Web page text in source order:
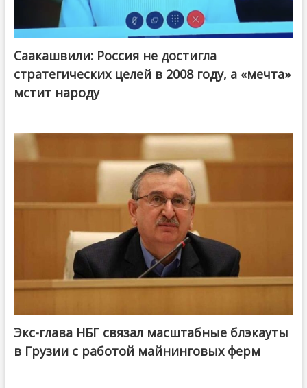
Саакашвили: Россия не достигла
стратегических целей в 2008 году, а «мечта»
мстит народу
Экс-глава НБГ связал масштабные блэкауты
в Грузии с работой майнинговых ферм